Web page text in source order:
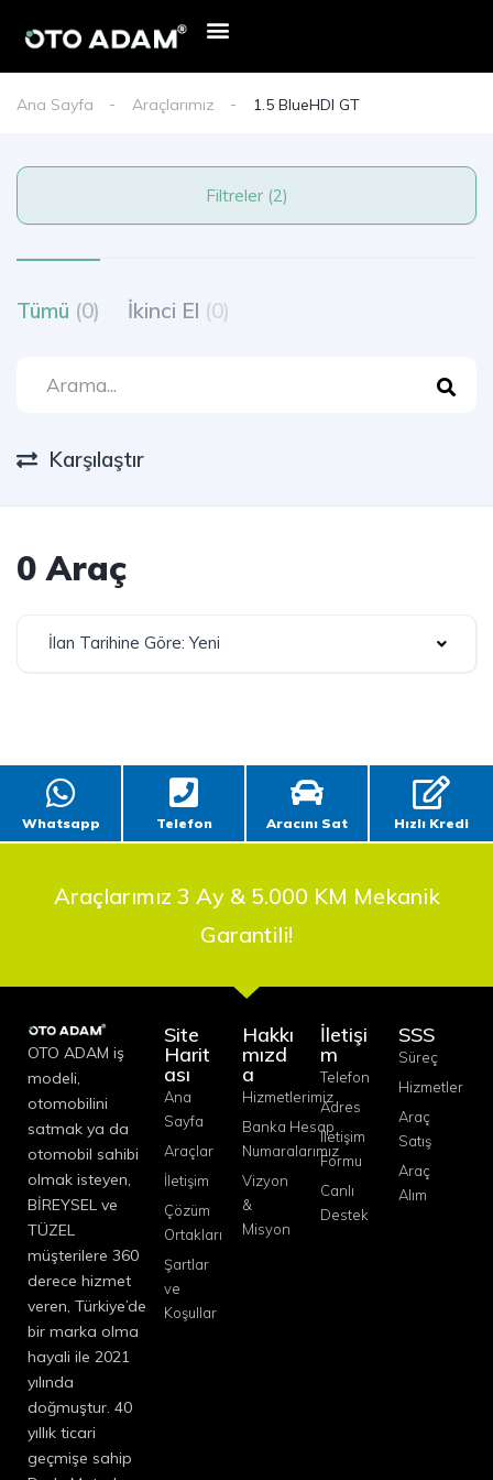
Ana Sayfa Araçlarımız 1.5 BlueHDI GT
Filtreler (2)
Tümü (0) İkinci El (0)
Karşılaştır
0 Araç
İlan Tarihine Göre: Yeni
Whatsapp Telefon Aracını Sat Hızlı Kredi
Araçlarımız 3 Ay & 5.000 KM Mekanik
Garantili!
OTO ADAM iş
modeli,
otomobilini
satmak ya da
otomobil sahibi
olmak isteyen,
BİREYSEL ve
TÜZEL
müşterilere 360
derece hizmet
veren, Türkiye’de
bir marka olma
hayali ile 2021
yılında
doğmuştur. 40
yıllık ticari
geçmişe sahip
Site
Harit
ası
Ana
Sayfa
Araçlar
İletişim
Çözüm
Ortakları
Şartlar
ve
Koşullar
Hakkı
mızd
a
Hizmetlerimiz
Banka Hesap
Numaralarımız
Vizyon
&
Misyon
İletişi
m
Telefon
Adres
İletişim
Formu
Canlı
Destek
SSS
Süreç
Hizmetler
Araç
Satış
Araç
Alım